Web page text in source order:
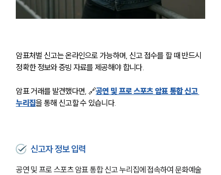
암표처벌 신고는 온라인으로 가능하며, 신고 접수를 할 때 반드시
정확한 정보와 증빙 자료를 제공해야 합니다.
암표 거래를 발견했다면, 🔗공연 및 프로 스포츠 암표 통합 신고
누리집을 통해 신고할 수 있습니다.
신고자 정보 입력
공연 및 프로 스포츠 암표 통합 신고 누리집에 접속하여 문화예술